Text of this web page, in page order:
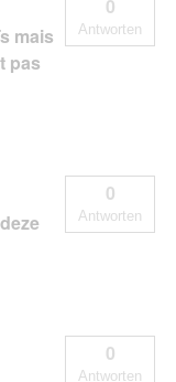
mais
pas
0
Antworten
0
Antworten
0
Antworten